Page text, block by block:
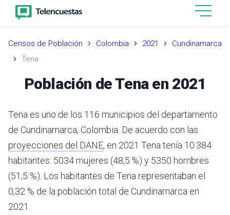
Censos de Población Colombia 2021
Cundinamarca
Tena
Población de Tena en 2021
Tena es uno de los 116 municipios del departamento
de Cundinamarca, Colombia. De acuerdo con las
proyecciones del DANE, en 2021 Tena tenía 10.384
habitantes: 5034 mujeres (48,5 %) y 5350 hombres
(51,5 %). Los habitantes de Tena representaban el
0,32 % de la población total de Cundinamarca en
2021.